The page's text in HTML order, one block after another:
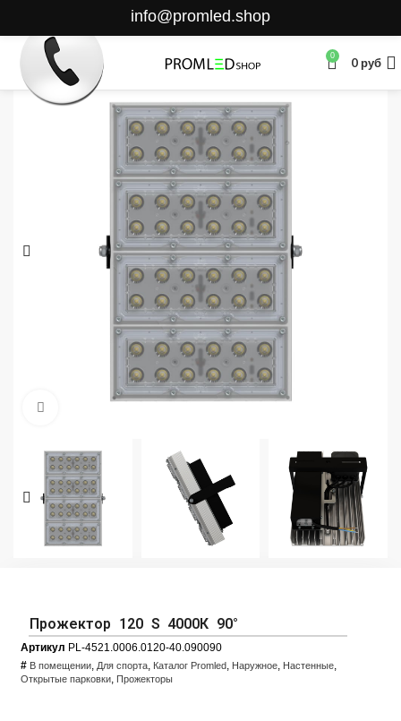
info@promled.shop
0 0руб
Прожектор 120 S 4000К 90°
Артикул PL-4521.0006.0120-40.090090
# В помещении, Для спорта, Каталог Promled, Наружное, Настенные,
Открытые парковки, Прожекторы